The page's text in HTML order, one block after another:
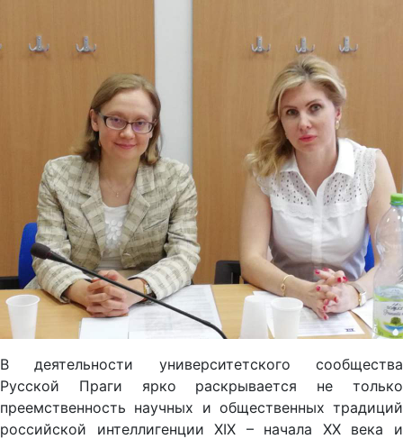
В деятельности университетского сообщества
Русской Праги ярко раскрывается не только
преемственность научных и общественных традиций
российской интеллигенции XIX – начала XX века и